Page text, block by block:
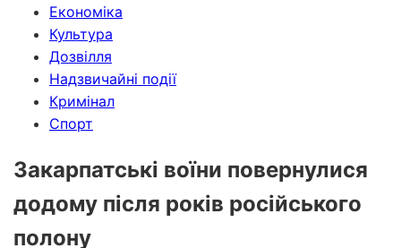
Економіка
Культура
Дозвілля
Надзвичайні події
Кримінал
Спорт
Закарпатські воїни повернулися
додому після років російського
полону